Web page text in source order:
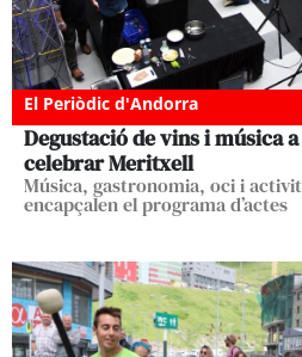
El Periòdic d'Andorra
Degustació de vins i música
celebrar Meritxell
Música, gastronomia, oci i
encapçalen el programa d’actes